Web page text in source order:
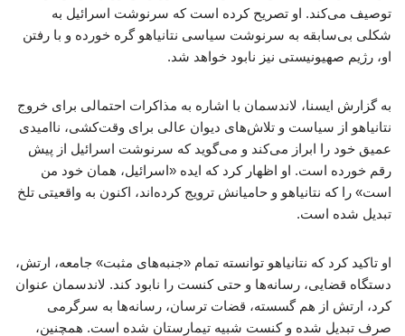
توصیف می‌کند. او تصریح کرده است که سرنوشت اسرائیل به
شکلی بی‌سابقه به سرنوشت سیاسی نتانیاهو گره خورده و با رفتن
او، رژیم صهیونیستی نیز نابود خواهد شد.
به گزارش ایسنا، لاندسمان با اشاره به مذاکرات احتمالی برای خروج
نتانیاهو از سیاست و تلاش‌های دیوان عالی برای وقت‌کشی، ناامیدی
عمیق خود را ابراز می‌کند و می‌گوید که سرنوشت اسرائیل از پیش
رقم خورده است. او اظهار کرد که ایده «اسرائیل، همان خود من
است» را که نتانیاهو و حامیانش ترویج کرده‌اند، اکنون به واقعیتی تلخ
تبدیل شده است.
او تاکید کرد که نتانیاهو توانسته تمام «جنبه‌های مثبت» جامعه، ارتش،
دستگاه قضایی، رسانه‌ها و حتی کنست را نابود کند. لاندسمان عنوان
کرد، ارتش از هم گسسته، قضات ترسان، رسانه‌ها به سرگرمی
صرف تبدیل شده و کنست شبیه تیمارستان شده است. همچنین،